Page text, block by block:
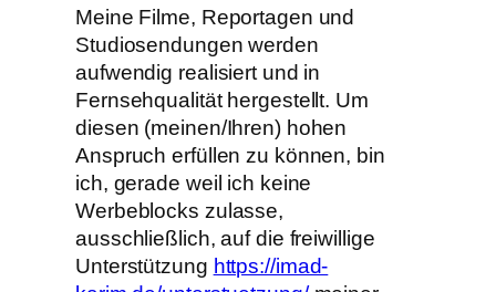
Meine Filme, Reportagen und
Studiosendungen werden
aufwendig realisiert und in
Fernsehqualität hergestellt. Um
diesen (meinen/Ihren) hohen
Anspruch erfüllen zu können, bin
ich, gerade weil ich keine
Werbeblocks zulasse,
ausschließlich, auf die freiwillige
Unterstützung https://imad-